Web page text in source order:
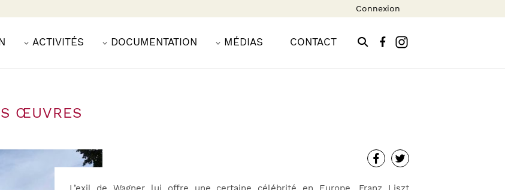
Connexion
ACTIVITÉS DOCUMENTATION MÉDIAS CONTACT
ŒUVRES